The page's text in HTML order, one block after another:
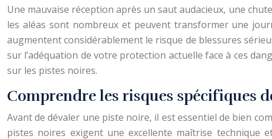
Une mauvaise réception après un saut audacieux, une
les aléas sont nombreux et peuvent transformer une
augmentent considérablement le risque de blessures
sur l’adéquation de votre protection actuelle face à ces
sur les pistes noires.
Comprendre les risques spécifiques
Avant de dévaler une piste noire, il est essentiel de bien
pistes noires exigent une excellente maîtrise technique